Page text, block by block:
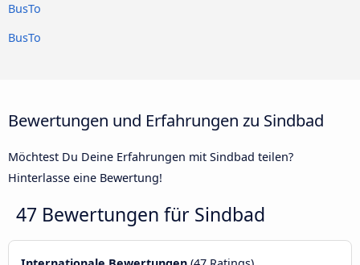
BusTo
BusTo
Bewertungen und Erfahrungen zu Sindbad
Möchtest Du Deine Erfahrungen mit Sindbad teilen?
Hinterlasse eine Bewertung!
47 Bewertungen für Sindbad